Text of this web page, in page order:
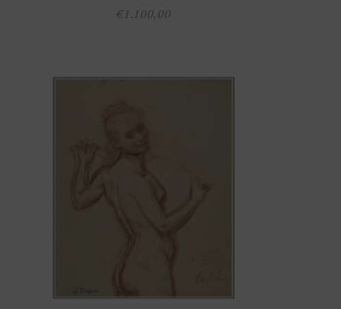
€1.100,00